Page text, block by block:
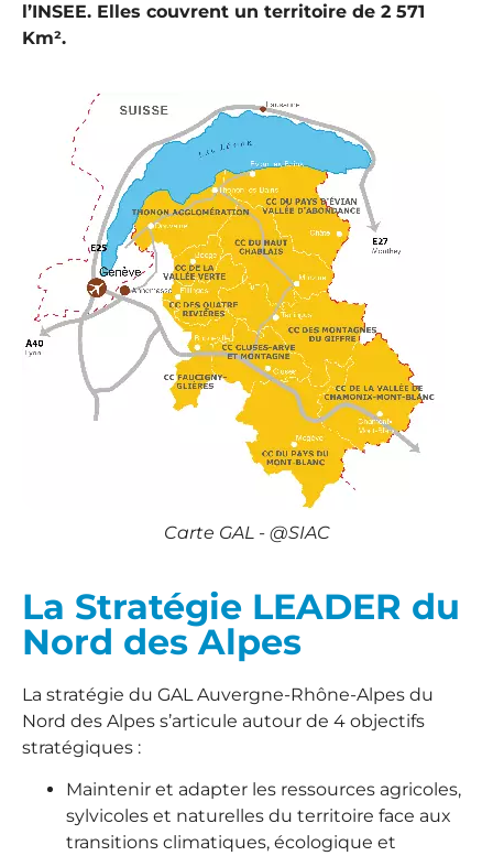
l’INSEE. Elles couvrent un territoire de 2 571
Km².
Carte GAL - @SIAC
La Stratégie LEADER du
Nord des Alpes
La stratégie du GAL Auvergne-Rhône-Alpes du
Nord des Alpes s’articule autour de 4 objectifs
stratégiques :
Maintenir et adapter les ressources agricoles,
sylvicoles et naturelles du territoire face aux
transitions climatiques, écologique et